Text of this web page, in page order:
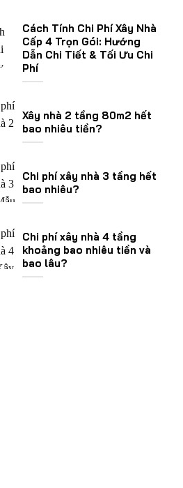
Cách Tính Chi Phí Xây Nhà
Cấp 4 Trọn Gói: Hướng
Dẫn Chi Tiết & Tối Ưu Chi
Phí
Xây nhà 2 tầng 80m2 hết
bao nhiêu tiền?
Chi phí xây nhà 3 tầng hết
bao nhiêu?
Chi phí xây nhà 4 tầng
khoảng bao nhiêu tiền và
bao lâu?